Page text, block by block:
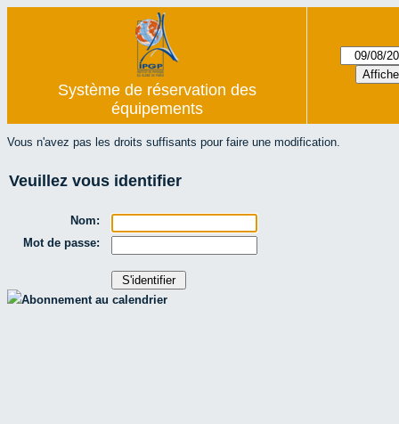
Système de réservation des
équipements
Vous n'avez pas les droits suffisants pour faire une modification.
Veuillez vous identifier
Nom:
Mot de passe:
Abonnement au calendrier